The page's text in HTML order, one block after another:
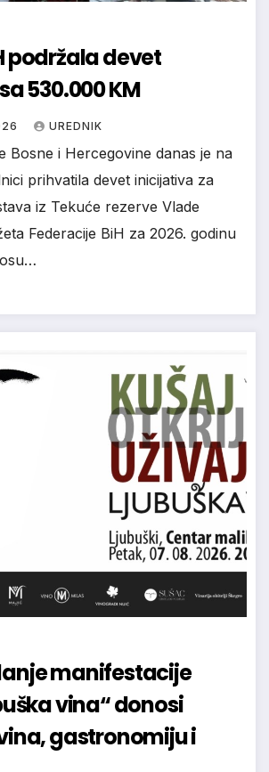
podržala devet
530.000 KM
UREDNIK
Bosne i Hercegovine danas je na
prihvatila devet inicijativa za
iz Tekuće rezerve Vlade
Federacije BiH za 2026. godinu
manifestacije
vina“ donosi
gastronomiju i